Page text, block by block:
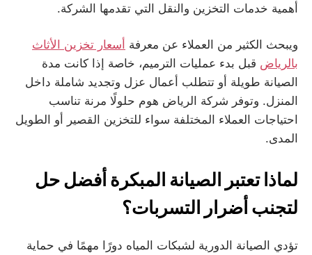
أهمية خدمات التخزين والنقل التي تقدمها الشركة.
ويبحث الكثير من العملاء عن معرفة أسعار تخزين الأثاث
بالرياض قبل بدء عمليات الترميم، خاصة إذا كانت مدة
الصيانة طويلة أو تتطلب أعمال عزل وتجديد شاملة داخل
المنزل. وتوفر شركة الرياض هوم حلولًا مرنة تناسب
احتياجات العملاء المختلفة سواء للتخزين القصير أو الطويل
المدى.
لماذا تعتبر الصيانة المبكرة أفضل حل
لتجنب أضرار التسربات؟
تؤدي الصيانة الدورية لشبكات المياه دورًا مهمًا في حماية